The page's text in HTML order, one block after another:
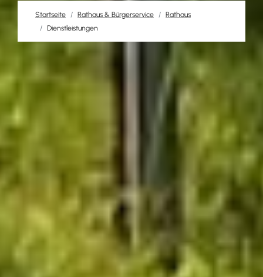
Startseite Rathaus & Bürgerservice
Rathaus
Dienstleistungen